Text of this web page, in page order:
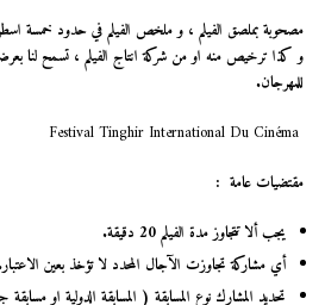
مصحوبة بملصق الفيلم ، و ملخص الفيلم في حدود خمسة
و كذا ترخيص منه او من شركة انتاج الفيلم ، تسمح لنا بعرضه
للمهرجان.
Festival Tinghir International Du Cinéma
مقتضيات عامة :
يجب ألا تتجاوز مدة الفيلم 20 دقيقة.
أي مشاركة تجاوزت الآجال المحدد لا تؤخذ بعين
تحديد المشارك نوع المسابقة ( المسابقة الدولية او